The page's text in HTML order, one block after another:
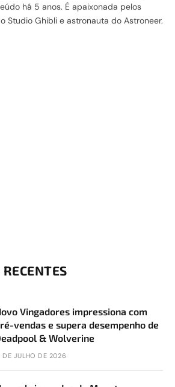
há 5 anos. É apaixonada pelos
Studio Ghibli e astronauta do Astroneer.
Vingadores impressiona com
vendas e supera desempenho de
& Wolverine
DE JULHO DE 2026